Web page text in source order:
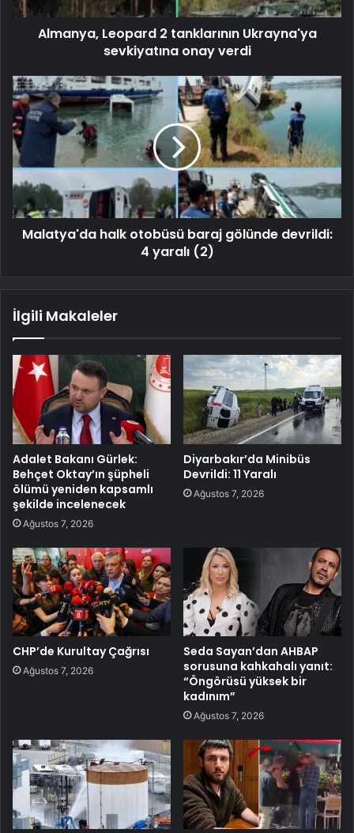
Almanya, Leopard 2 tanklarının Ukrayna'ya
sevkiyatına onay verdi
Malatya'da halk otobüsü baraj gölünde devrildi:
4 yaralı (2)
İlgili Makaleler
Adalet Bakanı Gürlek:
Behçet Oktay’ın şüpheli
ölümü yeniden kapsamlı
şekilde incelenecek
Ağustos 7, 2026
Diyarbakır’da Minibüs
Devrildi: 11 Yaralı
Ağustos 7, 2026
CHP’de Kurultay Çağrısı
Ağustos 7, 2026
Seda Sayan’dan AHBAP
sorusuna kahkahalı yanıt:
“Öngörüsü yüksek bir
kadınım”
Ağustos 7, 2026